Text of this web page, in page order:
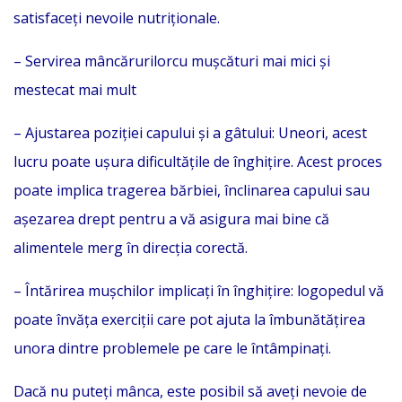
satisfaceți nevoile nutriționale.
– Servirea mâncărurilorcu mușcături mai mici și
mestecat mai mult
– Ajustarea poziției capului și a gâtului: Uneori, acest
lucru poate ușura dificultățile de înghițire. Acest proces
poate implica tragerea bărbiei, înclinarea capului sau
așezarea drept pentru a vă asigura mai bine că
alimentele merg în direcția corectă.
– Întărirea mușchilor implicați în înghițire: logopedul vă
poate învăța exerciții care pot ajuta la îmbunătățirea
unora dintre problemele pe care le întâmpinați.
Dacă nu puteți mânca, este posibil să aveți nevoie de